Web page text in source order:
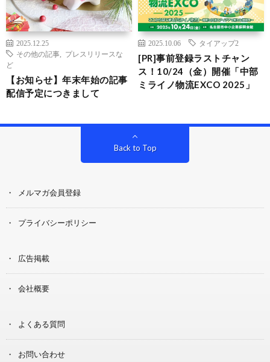
2025.12.25
その他の記事
プレスリリースな
ど
【お知らせ】年末年始の記事
配信予定につきまして
2025.10.06 タイアップ2
[PR]事前登録ラストチャン
ス！10/24（金）開催「中部
ミライノ物流EXCO 2025」
Back to Top
メルマガ会員登録
プライバシーポリシー
広告掲載
会社概要
よくある質問
お問い合わせ